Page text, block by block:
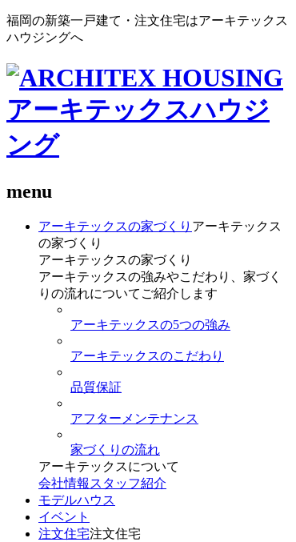
福岡の新築一戸建て・注文住宅はアーキテックス
ハウジングへ
menu
アーキテックスの家づくり アーキテックス
の家づくり
アーキテックスの家づくり
アーキテックスの強みやこだわり、家づく
りの流れについてご紹介します
アーキテックスの5つの強み
アーキテックスのこだわり
品質保証
アフターメンテナンス
家づくりの流れ
アーキテックスについて
会社情報 スタッフ紹介
モデルハウス
イベント
注文住宅注文住宅